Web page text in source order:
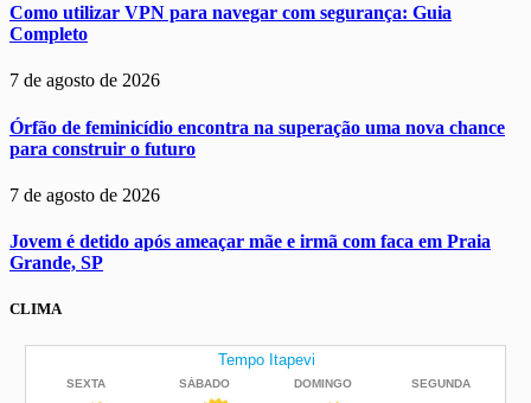
Como utilizar VPN para navegar com segurança: Guia
Completo
7 de agosto de 2026
Órfão de feminicídio encontra na superação uma nova chance
para construir o futuro
7 de agosto de 2026
Jovem é detido após ameaçar mãe e irmã com faca em Praia
Grande, SP
CLIMA